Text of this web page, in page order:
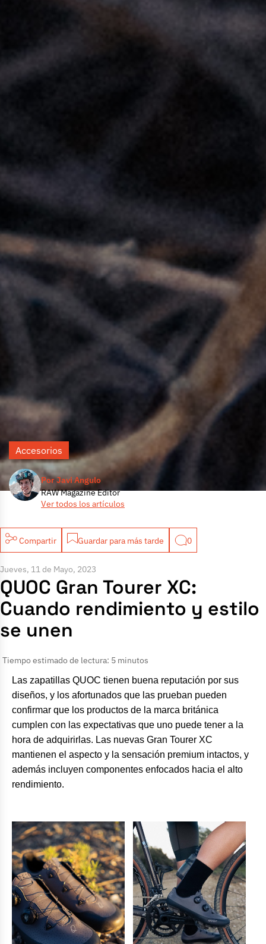
Por Javi Angulo
RAW Magazine Editor
Ver todos los artículos
Accesorios
Compartir Guardar para más tarde 0
Jueves, 11 de Mayo, 2023
QUOC Gran Tourer XC:
Cuando rendimiento y estilo
se unen
Tiempo estimado de lectura: 5 minutos
Las zapatillas QUOC tienen buena reputación por sus
diseños, y los afortunados que las prueban pueden
confirmar que los productos de la marca británica
cumplen con las expectativas que uno puede tener a la
hora de adquirirlas. Las nuevas Gran Tourer XC
mantienen el aspecto y la sensación premium intactos, y
además incluyen componentes enfocados hacia el alto
rendimiento.